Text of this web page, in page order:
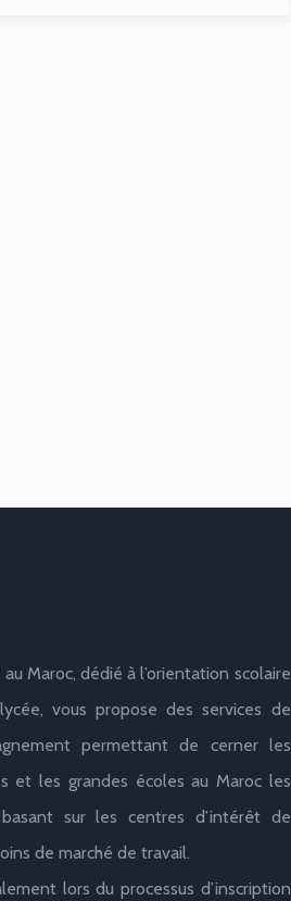
Maroc, dédié à l’orientation scolaire
vous propose des services de
permettant de cerner les
et les grandes écoles au Maroc les
sur les centres d’intérêt de
de marché de travail.
lors du processus d’inscription